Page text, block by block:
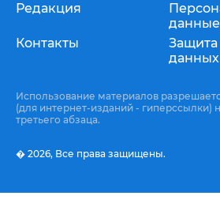
Редакция
Контакты
данные
данных
Использование материалов
(для интернет-изданий - гиперссылки)
третьего абзаца.
� 2026, Все права защищены.